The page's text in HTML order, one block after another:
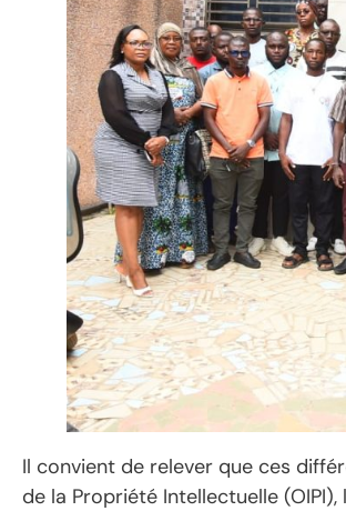
Il convient de relever que ces
de la Propriété Intellectuelle